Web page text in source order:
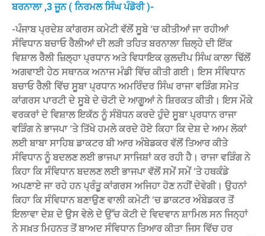
ਬਰਨਾਲਾ ,3 ਜੂਨ ( ਨਿਰਮਲ ਸਿੰਘ ਪੰਡੋਰੀ )-
-ਪੰਜਾਬ ਪ੍ਰਦੇਸ਼ ਕਾਂਗਰਸ ਕਮੇਟੀ ਵੱਲੋਂ ਸੂਬੇ ‘ਚ ਕੀਤੀਆਂ ਜਾ ਰਹੀਆਂ
ਸੰਵਿਧਾਨ ਬਚਾਓ ਰੈਲੀਆਂ ਦੀ ਲੜੀ ਤਹਿਤ ਬਰਨਾਲਾ ਜ਼ਿਲ੍ਹੇ ਦੀ ਇੱਕ
ਵਿਸ਼ਾਲ ਰੈਲੀ ਜ਼ਿਲ੍ਹਾ ਪ੍ਰਧਾਨ ਅਤੇ ਵਿਧਾਇਕ ਕੁਲਦੀਪ ਸਿੰਘ ਕਾਲਾ ਢਿੱਲੋਂ
ਅਗਵਾਈ ਹੇਠ ਸਥਾਨਕ ਅਨਾਜ ਮੰਡੀ ਵਿੱਚ ਕੀਤੀ ਗਈ। ਇਸ ਸੰਵਿਧਾਨ
ਬਚਾਓ ਰੈਲੀ ਵਿੱਚ ਸੂਬਾ ਪ੍ਰਧਾਨ ਅਮਰਿੰਦਰ ਸਿੰਘ ਰਾਜਾ ਵੜਿੰਗ ਸਮੇਤ
ਕਾਂਗਰਸ ਪਾਰਟੀ ਦੇ ਸੂਬੇ ਦੇ ਚੋਟੀ ਦੇ ਆਗੂਆਂ ਨੇ ਸ਼ਿਰਕਤ ਕੀਤੀ। ਇਸ ਮੌਕੇ
ਵਰਕਰਾਂ ਦੇ ਵਿਸ਼ਾਲ ਇਕੱਠ ਨੂੰ ਸੰਬੋਧਨ ਕਰਦੇ ਹੁੰਦੇ ਸੂਬਾ ਪ੍ਰਧਾਨ ਰਾਜਾ
ਵੜਿੰਗ ਨੇ ਭਾਜਪਾ ‘ਤੇ ਤਿੱਖੇ ਹਮਲੇ ਕਰਦੇ ਹੋਏ ਕਿਹਾ ਕਿ ਦੇਸ਼ ਦੇ ਆਮ ਲੋਕਾਂ
ਲਈ ਬਾਬਾ ਸਾਹਿਬ ਡਾਕਟਰ ਬੀ ਆਰ ਅੰਬੇਡਕਰ ਵੱਲੋਂ ਤਿਆਰ ਕੀਤੇ
ਸੰਵਿਧਾਨ ਨੂੰ ਬਦਲਣ ਲਈ ਭਾਜਪਾ ਸਾਜਿਸ਼ਾਂ ਕਰ ਰਹੀ ਹੈ। ਰਾਜਾ ਵੜਿੰਗ ਨੇ
ਕਿਹਾ ਕਿ ਸੰਵਿਧਾਨ ਬਦਲਣ ਲਈ ਭਾਜਪਾ ਵੱਲੋਂ ਸਮੇਂ ਸਮੇਂ ‘ਤੇ ਹਥਕੰਡੇ
ਅਪਣਾਏ ਜਾ ਰਹੇ ਹਨ ਪ੍ਰੰਤੂ ਕਾਂਗਰਸ ਅਜਿਹਾ ਹੋਣ ਨਹੀਂ ਦੇਵੇਗੀ। ਉਹਨਾਂ
ਕਿਹਾ ਕਿ ਸੰਵਿਧਾਨ ਬਣਾਉਣ ਵਾਲੀ ਕਮੇਟੀ ‘ਚ ਡਾਕਟਰ ਅੰਬੇਡਕਰ ਤੋਂ
ਇਲਾਵਾ ਦੇਸ਼ ਦੇ ਉਸ ਵੇਲੇ ਦੇ ਉੱਚ ਕੋਟੀ ਦੇ ਵਿਦਵਾਨ ਸ਼ਾਮਿਲ ਸਨ ਜਿਨ੍ਹਾਂ
ਨੇ ਸਖ਼ਤ ਮਿਹਨਤ ਤੋਂ ਬਾਅਦ ਸੰਵਿਧਾਨ ਤਿਆਰ ਕੀਤਾ ਜਿਸ ਵਿੱਚ ਹਰ